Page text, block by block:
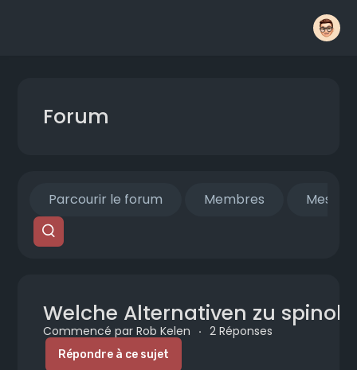
Forum
Parcourir le forum Membres Mes fils
Welche Alternativen zu
Commencé par Rob Kelen · 2 Réponses
Répondre à ce sujet